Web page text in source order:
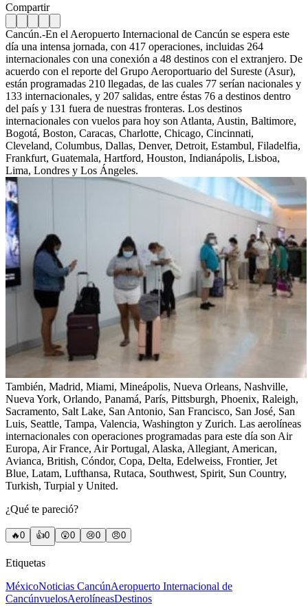
Compartir
Cancún.-En el Aeropuerto Internacional de Cancún se espera este
día una intensa jornada, con 417 operaciones, incluidas 264
internacionales con una conexión a 48 destinos con el extranjero. De
acuerdo con el reporte del Grupo Aeroportuario del Sureste (Asur),
están programadas 210 llegadas, de las cuales 77 serían nacionales y
133 internacionales, y 207 salidas, entre éstas 76 a destinos dentro
del país y 131 fuera de nuestras fronteras. Los destinos
internacionales con vuelos para hoy son Atlanta, Austin, Baltimore,
Bogotá, Boston, Caracas, Charlotte, Chicago, Cincinnati,
Cleveland, Columbus, Dallas, Denver, Detroit, Estambul, Filadelfia,
Frankfurt, Guatemala, Hartford, Houston, Indianápolis, Lisboa,
Lima, Londres y Los Ángeles.
También, Madrid, Miami, Mineápolis, Nueva Orleans, Nashville,
Nueva York, Orlando, Panamá, París, Pittsburgh, Phoenix, Raleigh,
Sacramento, Salt Lake, San Antonio, San Francisco, San José, San
Luis, Seattle, Tampa, Valencia, Washington y Zurich. Las aerolíneas
internacionales con operaciones programadas para este día son Air
Europa, Air France, Air Portugal, Alaska, Allegiant, American,
Avianca, British, Cóndor, Copa, Delta, Edelweiss, Frontier, Jet
Blue, Latam, Lufthansa, Rutaca, Southwest, Spirit, Sun Country,
Turkish, Turpial y United.
¿Qué te pareció?
🔥0 👍0 😲0 😢0 😠0
Etiquetas
MéxicoNoticias CancúnAeropuerto Internacional de
CancúnvuelosAerolíneasDestinos